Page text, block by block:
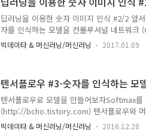
스템 운용에 어려운 점중의 하나가 보안이다.
는지 체크를 해야 하고, 주기적으로 기능 및
는데, 구글의 Android IOT (https://
딥러닝을 이용한 숫자 이미지 인식 #2/2 앞
자를 인식하는 모델을 컨볼루셔널 네트워크
는 이 모델을 이용해서 필기체 숫자 이미지를
더 테스트를 쉽게 하기 위해서, 파이썬 주피
하자.이 코드는 주피터 노트북에서 작성할때,
(http://bcho.tistory.com/1156) 와 별도의
코드import tensorflow as tfimport
빅데이타 & 머신러닝/머신러닝 2017.01.09
텐서플로우 #3-숫자를 인식하는 모
텐서플로우로 모델을 만들어보자Softmax를
(http://bcho.tistory.com) 텐서플로우와 머
적으로 이해 했으면 간단한 코드를 한번 짜보
플로우로 모델을 만들어서 학습을 시켜보자.
빅데이타 & 머신러닝/머신러닝 2016.12.28